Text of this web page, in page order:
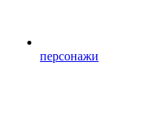
персонажи